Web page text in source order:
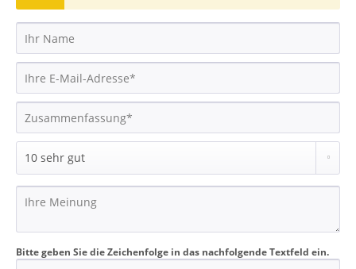
Bitte geben Sie die Zeichenfolge in das nachfolgende Textfeld ein.